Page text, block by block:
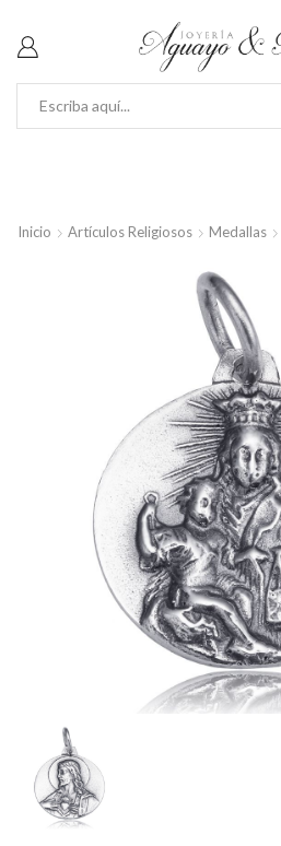
Inicio Artículos Religiosos Medallas